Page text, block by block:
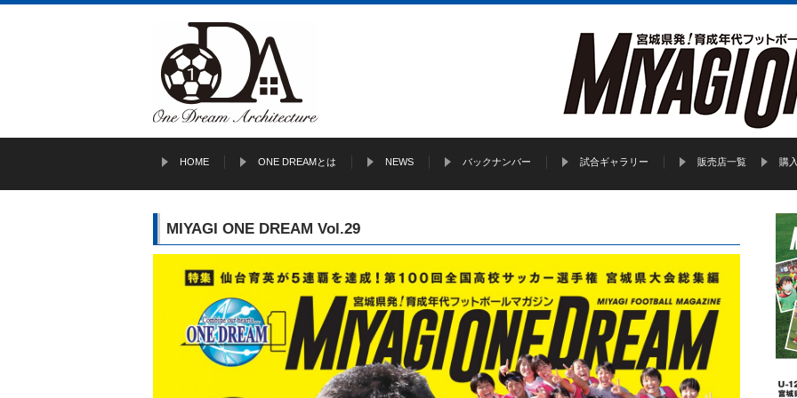
HOME ONE DREAMとは NEWS バックナンバー 試合ギャラリー 販売店一覧 購
MIYAGI ONE DREAM Vol.29